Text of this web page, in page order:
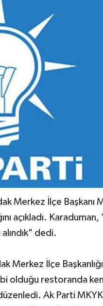
Merkez İlçe
açıkladı.
dedi.
Merkez İlçe
olduğu restoranda
Ak Parti